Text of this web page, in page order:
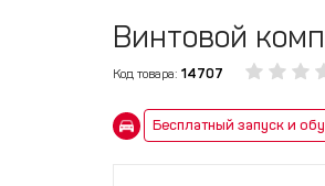
Винтовой
Код товара: 14707
Бесплатный запуск и